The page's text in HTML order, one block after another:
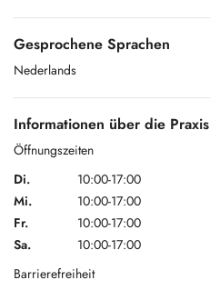
Gesprochene Sprachen
Nederlands
Informationen über die Praxis
Öffnungszeiten
Di.
10:00-17:00
Mi.
10:00-17:00
Fr.
10:00-17:00
Sa.
10:00-17:00
Barrierefreiheit